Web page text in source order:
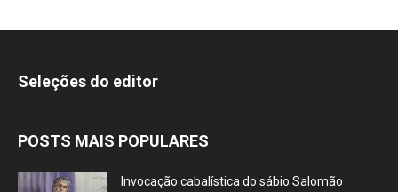
Seleções do editor
POSTS MAIS POPULARES
Invocação cabalística do sábio Salomão